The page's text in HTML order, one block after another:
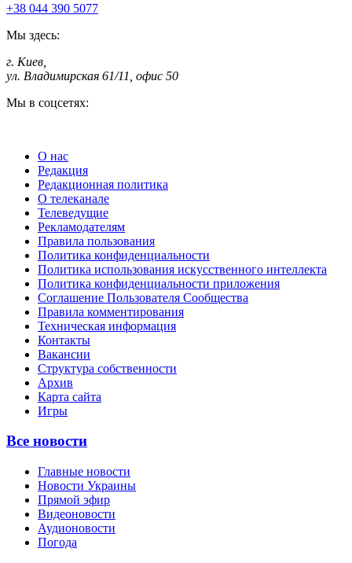
+38 044 390 5077
Мы здесь:
г. Киев
ул. Владимирская 61/11, офис 50
Мы в соцсетях:
О нас
Редакция
Редакционная политика
О телеканале
Телеведущие
Рекламодателям
Правила пользования
Политика конфиденциальности
Политика использования искусственного интеллекта
Политика конфиденциальности приложения
Соглашение Пользователя Сообщества
Правила комментирования
Техническая информация
Контакты
Вакансии
Структура собственности
Архив
Карта сайта
Игры
Все новости
Главные новости
Новости Украины
Прямой эфир
Видеоновости
Аудионовости
Погода